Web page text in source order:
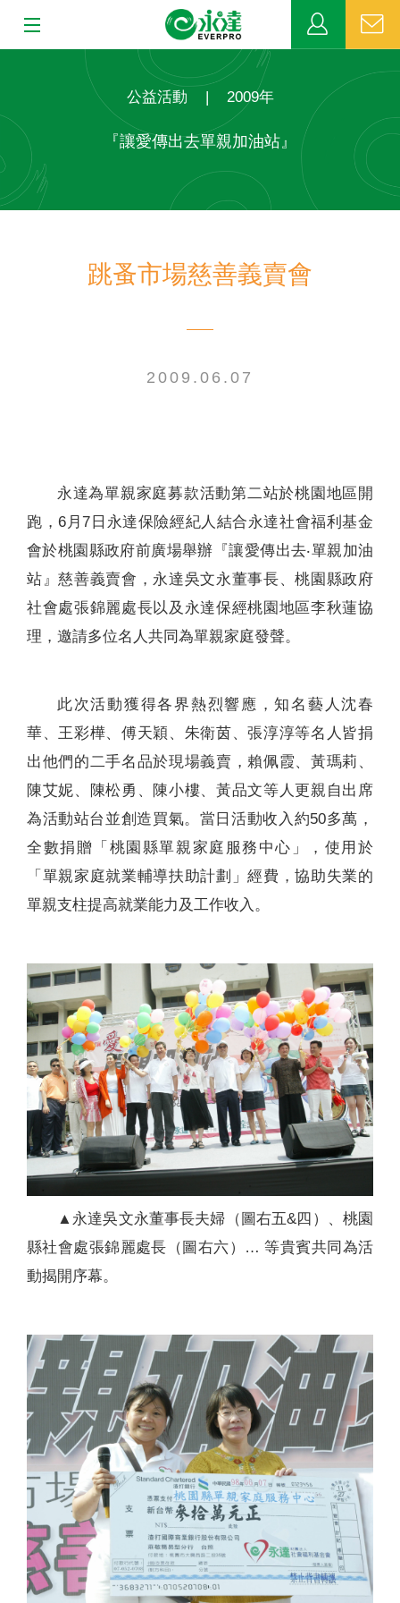
MDRT
公益活動 | 2009年
『讓愛傳出去單親加油站』
跳蚤市場慈善義賣會
2009.06.07
永達為單親家庭募款活動第二站於桃園地區開
跑，6月7日永達保險經紀人結合永達社會福利基金
會於桃園縣政府前廣場舉辦『讓愛傳出去‧單親加油
站』慈善義賣會，永達吳文永董事長、桃園縣政府
社會處張錦麗處長以及永達保經桃園地區李秋蓮協
理，邀請多位名人共同為單親家庭發聲。
此次活動獲得各界熱烈響應，知名藝人沈春
華、王彩樺、傅天穎、朱衛茵、張淳淳等名人皆捐
出他們的二手名品於現場義賣，賴佩霞、黃瑪莉、
陳艾妮、陳松勇、陳小樓、黃品文等人更親自出席
為活動站台並創造買氣。當日活動收入約50多萬，
全數捐贈「桃園縣單親家庭服務中心」，使用於
「單親家庭就業輔導扶助計劃」經費，協助失業的
單親支柱提高就業能力及工作收入。
▲永達吳文永董事長夫婦（圖右五&四）、桃園
縣社會處張錦麗處長（圖右六）… 等貴賓共同為活
動揭開序幕。